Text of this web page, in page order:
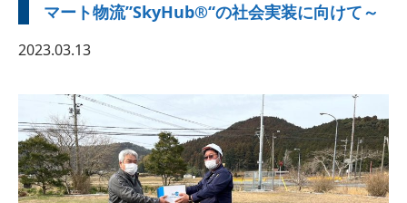
マート物流”SkyHub®“の社会実装に向けて～
2023.03.13